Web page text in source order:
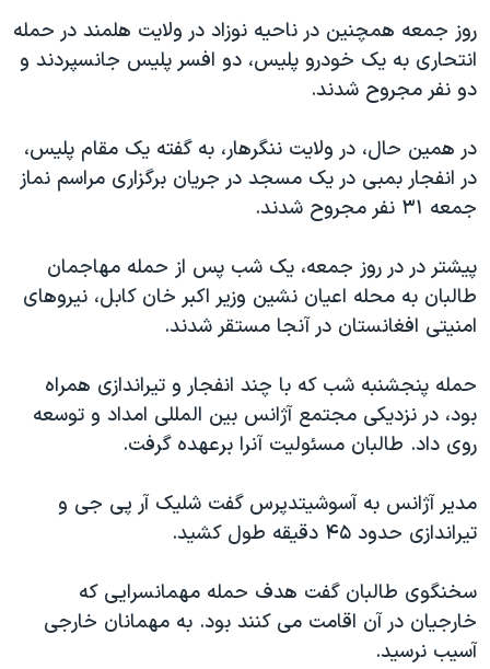
همایش محافظه‌کاران آمریکا «سی‌پک»
صفحه‌های ویژه
روز جمعه همچنین در ناحیه نوزاد در ولایت هلمند در حمله
انتحاری به یک خودرو پلیس، دو افسر پلیس جانسپردند و
دو نفر مجروح شدند.
در همین حال، در ولایت ننگرهار، به گفته یک مقام پلیس،
در انفجار بمبی در یک مسجد در جریان برگزاری مراسم نماز
جمعه ۳۱ نفر مجروح شدند.
پیشتر در در روز جمعه، یک شب پس از حمله مهاجمان
طالبان به محله اعیان نشین وزیر اکبر خان کابل، نیروهای
امنیتی افغانستان در آنجا مستقر شدند.
حمله پنجشنبه شب که با چند انفجار و تیراندازی همراه
بود، در نزدیکی مجتمع آژانس بین المللی امداد و توسعه
روی داد. طالبان مسئولیت آنرا برعهده گرفت.
مدیر آژانس به آسوشیتدپرس گفت شلیک آر پی جی و
تیراندازی حدود ۴۵ دقیقه طول کشید.
سخنگوی طالبان گفت هدف حمله مهمانسرایی که
خارجیان در آن اقامت می کنند بود. به مهمانان خارجی
آسیب نرسید.